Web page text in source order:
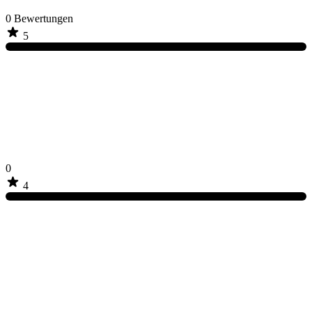
0 Bewertungen
5
0
4